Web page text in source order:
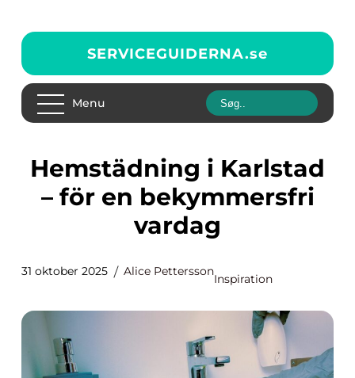
SERVICEGUIDERNA.se
Menu
Hemstädning i Karlstad
– för en bekymmersfri
vardag
31 oktober 2025 Alice Pettersson
Inspiration